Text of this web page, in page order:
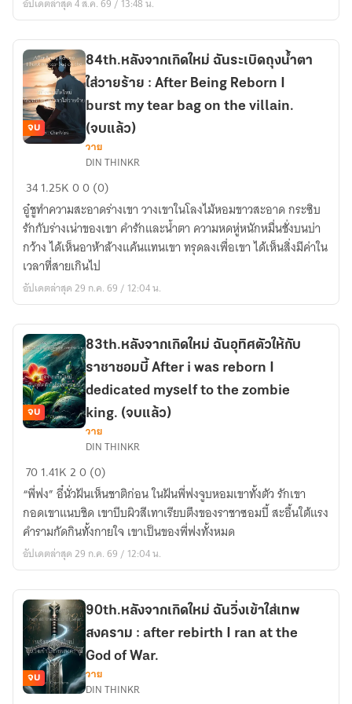
ลึก
in
the
deep
forest
(Chitin)
เกิด
ใหม่
ฉัน
ระเบิด
ถุง
น้ำตา
ใส่
วาย
ร้าย
:
After
Being
Reborn
my
tear
bag
on
the
villain.
(จบ
แล้ว)
จบ
84th.หลังจากเกิดใหม่ ฉันระเบิดถุงน้ำตา
ใส่วายร้าย : After Being Reborn I
burst my tear bag on the villain.
(จบแล้ว)
วาย
DIN THINKR
341.25K00 (0)
อู๋ชูทำความสะอาดร่างเขา วางเขาในโลงไม้หอมขาวสะอาด กระซิบ
รักกับร่างเน่าของเขา คำรักและน้ำตา ความหดหู่หนักหมื่นชั่งบนบ่า
กว้าง ได้เห็นอาห้าล้างแค้นแทนเขา ทรุดลงเพื่อเขา ได้เห็นสิ่งมีค่าใน
เวลาที่สายเกินไป
อัปเดตล่าสุด 29 ก.ค. 69 / 12:04 น.
เกิด
ใหม่
ฉัน
อุทิศ
ตัว
ให้
กับ
ราชา
ซอมบี้
After
i
was
จบ
83th.หลังจากเกิดใหม่ ฉันอุทิศตัวให้กับ
ราชาซอมบี้ After i was reborn I
dedicated myself to the zombie
king. (จบแล้ว)
วาย
DIN THINKR
701.41K20 (0)
“พี่ฟง” อี๋นั่วฝันเห็นชาติก่อน ในฝันพี่ฟงจูบหอมเขาทั้งตัว รักเขา
กอดเขาแนบชิด เขาบีบผิวสีเทาเรียบตึงของราชาซอมบี้ สะอื้นใต้แรง
คำรามกัดกินทั้งกายใจ เขาเป็นของพี่ฟงทั้งหมด
อัปเดตล่าสุด 29 ก.ค. 69 / 12:04 น.
จบ
90th.หลังจากเกิดใหม่ ฉันวิ่งเข้าใส่เทพ
สงคราม : after rebirth I ran at the
God of War.
วาย
DIN THINKR